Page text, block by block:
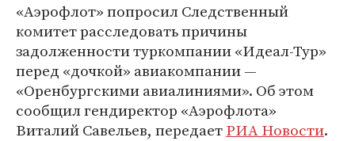
«Аэрофлот» попросил Следственный
комитет расследовать причины
задолженности туркомпании «Идеал-Тур»
перед «дочкой» авиакомпании —
«Оренбургскими авиалиниями». Об этом
сообщил гендиректор «Аэрофлота»
Виталий Савельев, передаетРИА Новости.